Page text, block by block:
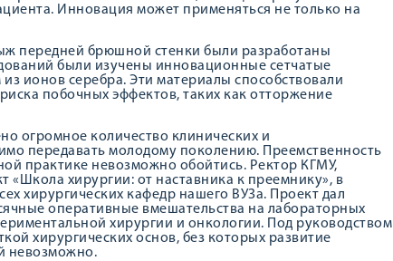
Инновация может применяться не только на
передней брюшной стенки были разработаны
были изучены инновационные сетчатые
ионов серебра. Эти материалы способствовали
побочных эффектов, таких как отторжение
огромное количество клинических и
передавать молодому поколению. Преемственность
практике невозможно обойтись. Ректор КГМУ,
хирургии: от наставника к преемнику», в
хирургических кафедр нашего ВУЗа. Проект дал
оперативные вмешательства на лабораторных
хирургии и онкологии. Под руководством
хирургических основ, без которых развитие
невозможно.